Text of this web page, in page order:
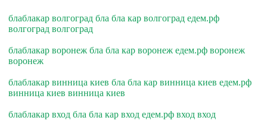
блаблакар волгоград бла бла кар волгоград едем.рф
волгоград волгоград
блаблакар воронеж бла бла кар воронеж едем.рф воронеж
воронеж
блаблакар винница киев бла бла кар винница киев едем.рф
винница киев винница киев
блаблакар вход бла бла кар вход едем.рф вход вход